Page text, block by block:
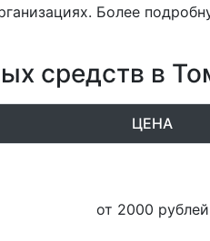
Более
средств в
ЦЕНА
от 2000 рублей